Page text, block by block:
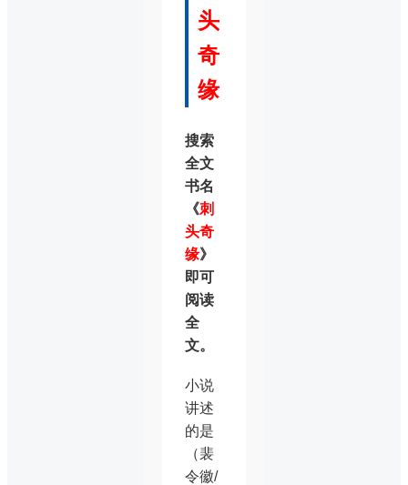
头
奇
缘
搜索
全文
书名
《刺
头奇
缘》
即可
阅读
全
文。
小说
讲述
的是
（裴
令徽/